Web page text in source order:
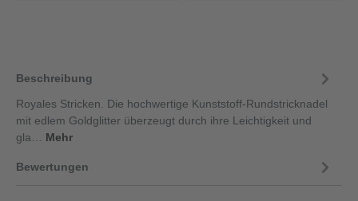
Beschreibung
Royales Stricken. Die hochwertige Kunststoff-Rundstricknadel
mit edlem Goldglitter überzeugt durch ihre Leichtigkeit und
gla… Mehr
Bewertungen